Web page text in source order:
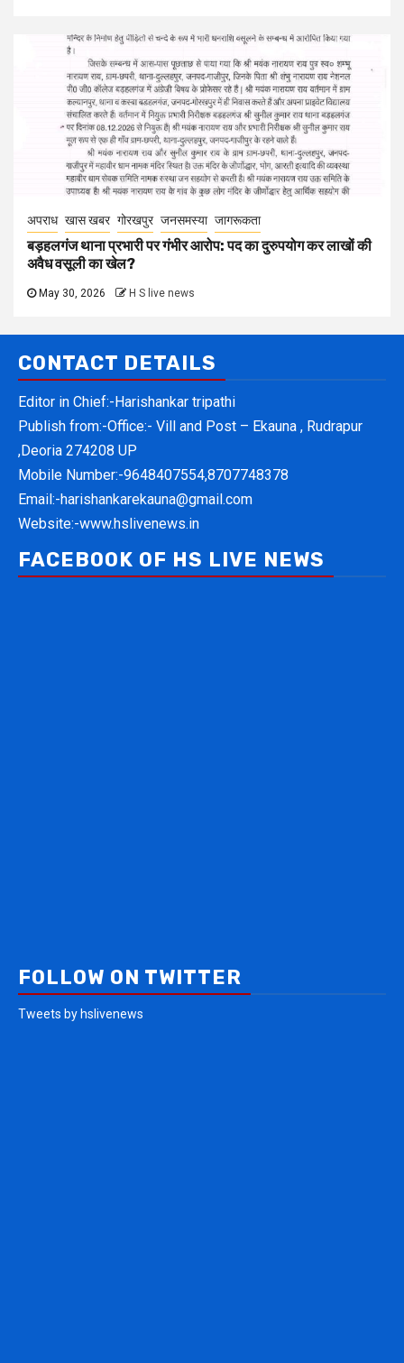
अपराध खास खबर गोरखपुर जनसमस्या जागरूकता
बड़हलगंज थाना प्रभारी पर गंभीर आरोप: पद का दुरुपयोग कर लाखों की
अवैध वसूली का खेल?
May 30, 2026 H S live news
CONTACT DETAILS
Editor in Chief:-Harishankar tripathi
Publish from:-Office:- Vill and Post – Ekauna , Rudrapur
,Deoria 274208 UP
Mobile Number:-9648407554,8707748378
Email:-harishankarekauna@gmail.com
Website:-www.hslivenews.in
FACEBOOK OF HS LIVE NEWS
FOLLOW ON TWITTER
Tweets by hslivenews